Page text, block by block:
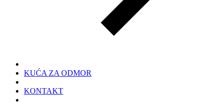
KUĆA ZA ODMOR
KONTAKT